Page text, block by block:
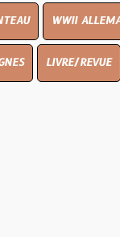
ALLEMAND COPIE